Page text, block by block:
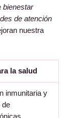
bienestar
de atención
nuestra
la salud
inmunitaria y
de